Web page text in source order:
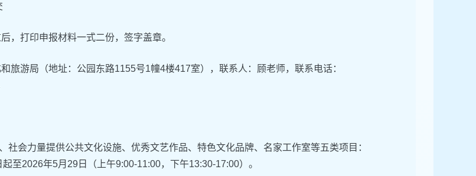
，打印申报材料一式二份，签字盖章。
旅游局（地址：公园东路1155号1幢4楼417室），联系人：顾老师，联系电话：
社会力量提供公共文化设施、优秀文艺作品、特色文化品牌、名家工作室等五类项目：
至2026年5月29日（上午9:00-11:00，下午13:30-17:00）。